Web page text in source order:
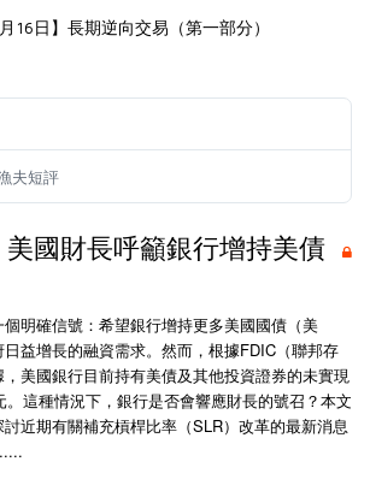
16日】長期逆向交易（第一部分）
夫短評
美國財長呼籲銀行增持美債
明確信號：希望銀行增持更多美國國債（美
益增長的融資需求。然而，根據FDIC（聯邦存
美國銀行目前持有美債及其他投資證券的未實現
。這種情況下，銀行是否會響應財長的號召？本文
近期有關補充槓桿比率（SLR）改革的最新消息